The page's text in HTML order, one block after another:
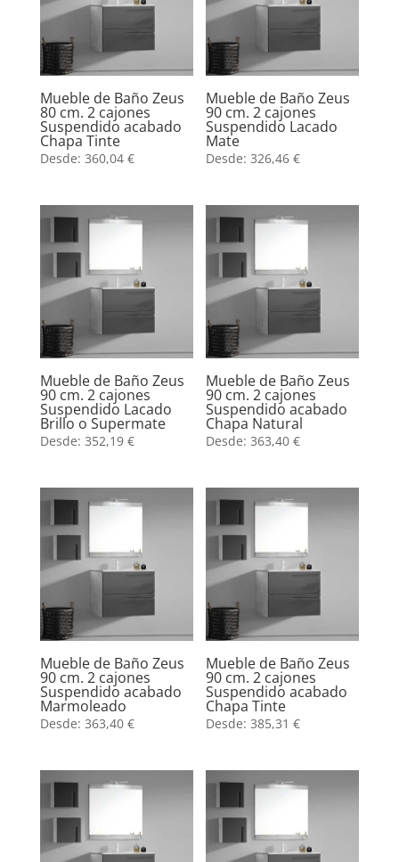
Mueble de Baño Zeus
80 cm. 2 cajones
Suspendido acabado
Chapa Tinte
Desde: 360,04 €
Mueble de Baño Zeus
90 cm. 2 cajones
Suspendido Lacado
Mate
Desde:326,46€
Mueble de Baño Zeus
90 cm. 2 cajones
Suspendido Lacado
Brillo o Supermate
Desde: 352,19 €
Mueble de Baño Zeus
90 cm. 2 cajones
Suspendido acabado
Chapa Natural
Desde:363,40€
Mueble de Baño Zeus
90 cm. 2 cajones
Suspendido acabado
Marmoleado
Desde: 363,40 €
Mueble de Baño Zeus
90 cm. 2 cajones
Suspendido acabado
Chapa Tinte
Desde:385,31€